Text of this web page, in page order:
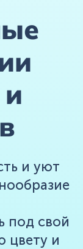
и уют
под свой
цвету и